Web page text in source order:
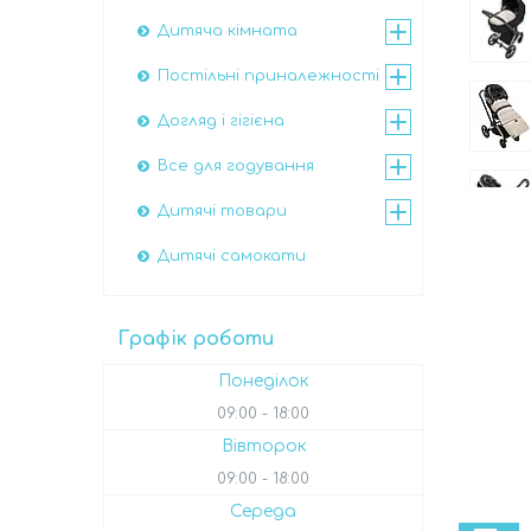
Дитяча кімната
Постільні приналежності
Догляд і гігієна
Все для годування
Дитячі товари
Дитячі самокати
Графік роботи
Понеділок
09:00 18:00
Вівторок
09:00 18:00
Середа